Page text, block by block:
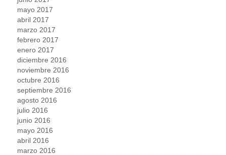
mayo 2017
abril 2017
marzo 2017
febrero 2017
enero 2017
diciembre 2016
noviembre 2016
octubre 2016
septiembre 2016
agosto 2016
julio 2016
junio 2016
mayo 2016
abril 2016
marzo 2016